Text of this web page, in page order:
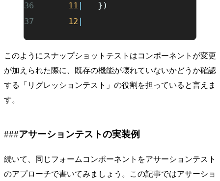
     11
   })
     12
このようにスナップショットテストはコンポーネントが変更
が加えられた際に、既存の機能が壊れていないかどうか確認
する「リグレッションテスト」の役割を担っていると言えま
す。
アサーションテストの実装例
続いて、同じフォームコンポーネントをアサーションテスト
のアプローチで書いてみましょう。この記事ではアサーショ